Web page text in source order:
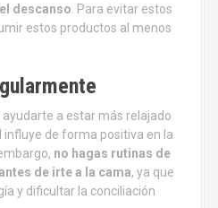
descanso . Para evitar estos
estos productos al menos
ayudarte a estar más relajado
influye de forma positiva en la
no hagas rutinas de
de irte a la cama, ya que
y dificultar la conciliación